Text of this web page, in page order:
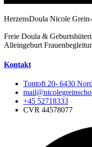
HerzensDoula Nicole
Freie Doula &
Alleingeburt
Kontakt
Tontoft 20- 6430
+45 52718333
CVR 44578077